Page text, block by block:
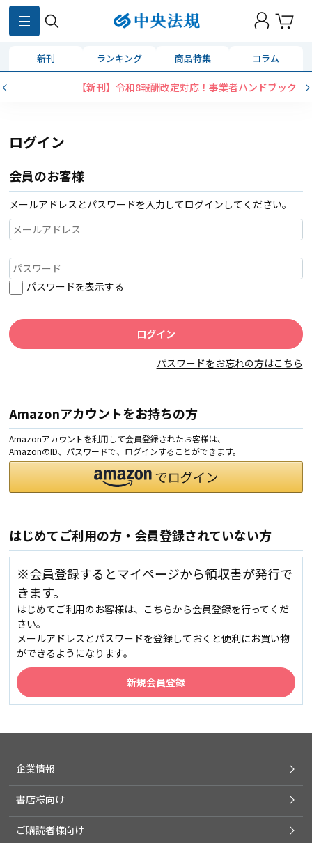
新刊 ランキング 商品特集 コラム
【新刊】令和8報酬改定対応！事業者ハンドブック
ログイン
会員のお客様
メールアドレスとパスワードを入力してログインしてください。
パスワードを表示する
パスワードをお忘れの方はこちら
Amazonアカウントをお持ちの方
Amazonアカウントを利用して会員登録されたお客様は、
AmazonのID、パスワードで、ログインすることができます。
はじめてご利用の方・会員登録されていない方
※会員登録するとマイページから領収書が発行で
きます。
はじめてご利用のお客様は、こちらから会員登録を行ってくだ
さい。
メールアドレスとパスワードを登録しておくと便利にお買い物
ができるようになります。
企業情報
書店様向け
ご購読者様向け